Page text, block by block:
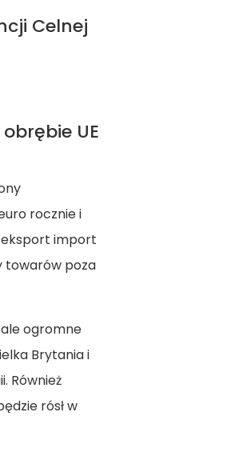
Celnej
UE
rocznie i
eksport import
towarów poza
ogromne
Brytania i
Również
rósł w